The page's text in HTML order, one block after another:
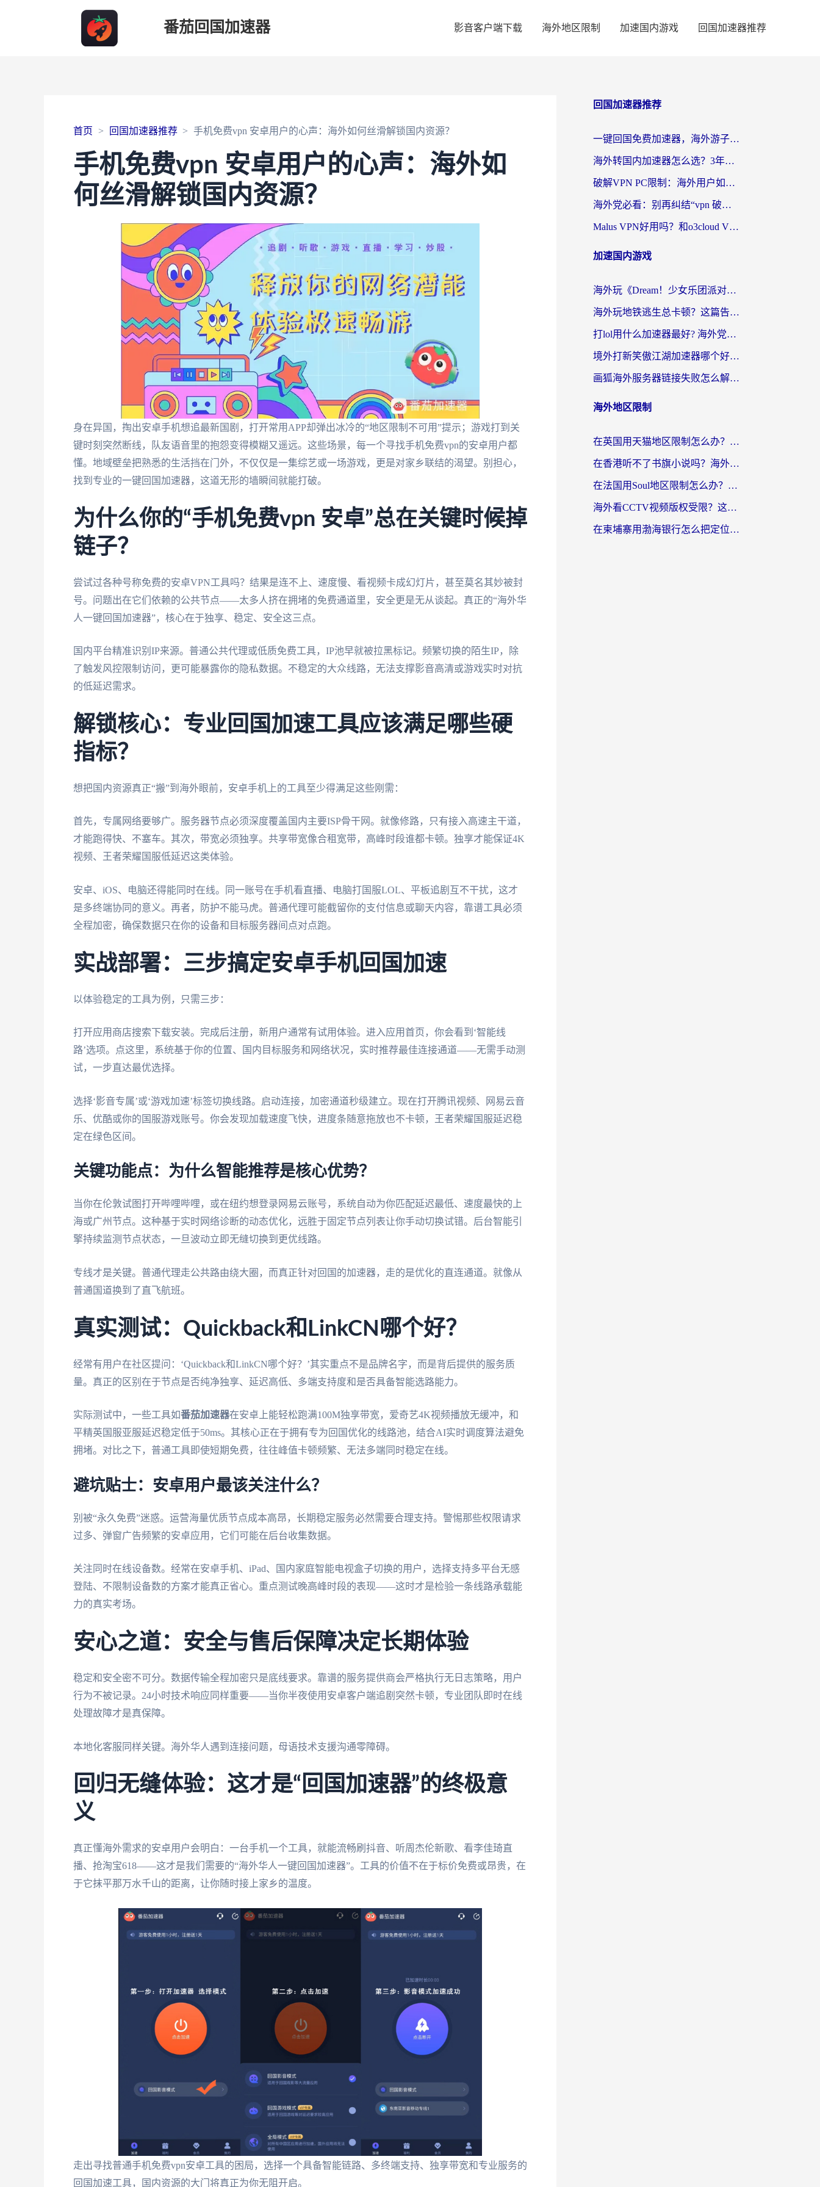
番茄回国加速器 影音客户端下载 海外地区限制 加速国内游戏 回国加速器推荐
首页 回国加速器推荐 手机免费vpn 安卓用户的心声：海外如何丝滑解锁国内资源？
手机免费vpn 安卓用户的心声：海外如
何丝滑解锁国内资源？
身在异国，掏出安卓手机想追最新国剧，打开常用APP却弹出冰冷的“地区限制不可用”提示；游戏打到关
键时刻突然断线，队友语音里的抱怨变得模糊又遥远。这些场景，每一个寻找手机免费vpn的安卓用户都
懂。地域壁垒把熟悉的生活挡在门外，不仅仅是一集综艺或一场游戏，更是对家乡联结的渴望。别担心，
找到专业的一键回国加速器，这道无形的墙瞬间就能打破。
为什么你的“手机免费vpn 安卓”总在关键时候掉
链子？
尝试过各种号称免费的安卓VPN工具吗？结果是连不上、速度慢、看视频卡成幻灯片，甚至莫名其妙被封
号。问题出在它们依赖的公共节点——太多人挤在拥堵的免费通道里，安全更是无从谈起。真正的“海外华
人一键回国加速器”，核心在于独享、稳定、安全这三点。
国内平台精准识别IP来源。普通公共代理或低质免费工具，IP池早就被拉黑标记。频繁切换的陌生IP，除
了触发风控限制访问，更可能暴露你的隐私数据。不稳定的大众线路，无法支撑影音高清或游戏实时对抗
的低延迟需求。
解锁核心：专业回国加速工具应该满足哪些硬
指标？
想把国内资源真正“搬”到海外眼前，安卓手机上的工具至少得满足这些刚需：
首先，专属网络要够广。服务器节点必须深度覆盖国内主要ISP骨干网。就像修路，只有接入高速主干道，
才能跑得快、不塞车。其次，带宽必须独享。共享带宽像合租宽带，高峰时段谁都卡顿。独享才能保证4K
视频、王者荣耀国服低延迟这类体验。
安卓、iOS、电脑还得能同时在线。同一账号在手机看直播、电脑打国服LOL、平板追剧互不干扰，这才
是多终端协同的意义。再者，防护不能马虎。普通代理可能截留你的支付信息或聊天内容，靠谱工具必须
全程加密，确保数据只在你的设备和目标服务器间点对点跑。
实战部署：三步搞定安卓手机回国加速
以体验稳定的工具为例，只需三步：
打开应用商店搜索下载安装。完成后注册，新用户通常有试用体验。进入应用首页，你会看到‘智能线
路’选项。点这里，系统基于你的位置、国内目标服务和网络状况，实时推荐最佳连接通道——无需手动测
试，一步直达最优选择。
选择‘影音专属’或‘游戏加速’标签切换线路。启动连接，加密通道秒级建立。现在打开腾讯视频、网易云音
乐、优酷或你的国服游戏账号。你会发现加载速度飞快，进度条随意拖放也不卡顿，王者荣耀国服延迟稳
定在绿色区间。
关键功能点：为什么智能推荐是核心优势？
当你在伦敦试图打开哔哩哔哩，或在纽约想登录网易云账号，系统自动为你匹配延迟最低、速度最快的上
海或广州节点。这种基于实时网络诊断的动态优化，远胜于固定节点列表让你手动切换试错。后台智能引
擎持续监测节点状态，一旦波动立即无缝切换到更优线路。
专线才是关键。普通代理走公共路由绕大圈，而真正针对回国的加速器，走的是优化的直连通道。就像从
普通国道换到了直飞航班。
真实测试：Quickback和LinkCN哪个好？
经常有用户在社区提问：‘Quickback和LinkCN哪个好？’其实重点不是品牌名字，而是背后提供的服务质
量。真正的区别在于节点是否纯净独享、延迟高低、多端支持度和是否具备智能选路能力。
实际测试中，一些工具如番茄加速器在安卓上能轻松跑满100M独享带宽，爱奇艺4K视频播放无缓冲，和
平精英国服亚服延迟稳定低于50ms。其核心正在于拥有专为回国优化的线路池，结合AI实时调度算法避免
拥堵。对比之下，普通工具即使短期免费，往往峰值卡顿频繁、无法多端同时稳定在线。
避坑贴士：安卓用户最该关注什么？
别被“永久免费”迷惑。运营海量优质节点成本高昂，长期稳定服务必然需要合理支持。警惕那些权限请求
过多、弹窗广告频繁的安卓应用，它们可能在后台收集数据。
关注同时在线设备数。经常在安卓手机、iPad、国内家庭智能电视盒子切换的用户，选择支持多平台无感
登陆、不限制设备数的方案才能真正省心。重点测试晚高峰时段的表现——这时才是检验一条线路承载能
力的真实考场。
安心之道：安全与售后保障决定长期体验
稳定和安全密不可分。数据传输全程加密只是底线要求。靠谱的服务提供商会严格执行无日志策略，用户
行为不被记录。24小时技术响应同样重要——当你半夜使用安卓客户端追剧突然卡顿，专业团队即时在线
处理故障才是真保障。
本地化客服同样关键。海外华人遇到连接问题，母语技术支援沟通零障碍。
回归无缝体验：这才是“回国加速器”的终极意
义
真正懂海外需求的安卓用户会明白：一台手机一个工具，就能流畅刷抖音、听周杰伦新歌、看李佳琦直
播、抢淘宝618——这才是我们需要的“海外华人一键回国加速器”。工具的价值不在于标价免费或昂贵，在
于它抹平那万水千山的距离，让你随时接上家乡的温度。
走出寻找普通手机免费vpn安卓工具的困局，选择一个具备智能链路、多终端支持、独享带宽和专业服务的
回国加速工具，国内资源的大门将真正为你无阻开启。
回国加速器推荐
一键回国免费加速器，海外游子的数字归乡路
海外转国内加速器怎么选？3年海外党亲测指南，无缝刷剧玩游戏不再难
破解VPN PC限制：海外用户如何选择回国加速器实现无缝访问国内资源
海外党必看：别再纠结“vpn 破解”，这样选回国加速器才能真正无缝访问国内资源
Malus VPN好用吗？和o3cloud VPN对比哪个回国效果更好？
加速国内游戏
海外玩《Dream！少女乐团派对！》总卡顿？加速器到底能不能用？一篇指南解决你的国服游戏难题
海外玩地铁逃生总卡顿？这篇告诉你玩地铁逃生用什么加速器好,比较好
打lol用什么加速器最好? 海外党亲测3年的国服游戏加速终极攻略
境外打新笑傲江湖加速器哪个好？海外玩家国服畅玩全攻略（附实测推荐）
画狐海外服务器链接失败怎么解决？海外玩家国服游戏加速器终极指南
海外地区限制
在英国用天猫地区限制怎么办？海外党必备的国内平台解锁指南
在香港听不了书旗小说吗？海外党突破内容限制的实用指南
在法国用Soul地区限制怎么办？3个实用技巧帮你轻松解决（附德国场景方案）
海外看CCTV视频版权受限？这份实用攻略帮你解锁国内影视+解决足球直播&政务APP难题
在柬埔寨用渤海银行怎么把定位修改到中国国内？3招解决海外生活的“数字乡愁”